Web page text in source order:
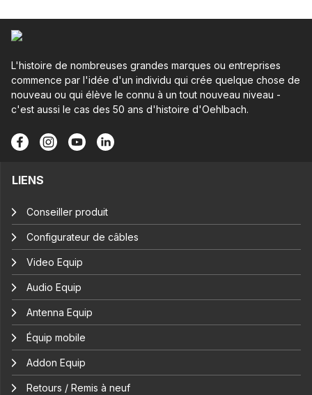
L'histoire de nombreuses grandes marques ou entreprises
commence par l'idée d'un individu qui crée quelque chose de
nouveau ou qui élève le connu à un tout nouveau niveau -
c'est aussi le cas des 50 ans d'histoire d'Oehlbach.
LIENS
Conseiller produit
Configurateur de câbles
Video Equip
Audio Equip
Antenna Equip
Équip mobile
Addon Equip
Retours / Remis à neuf